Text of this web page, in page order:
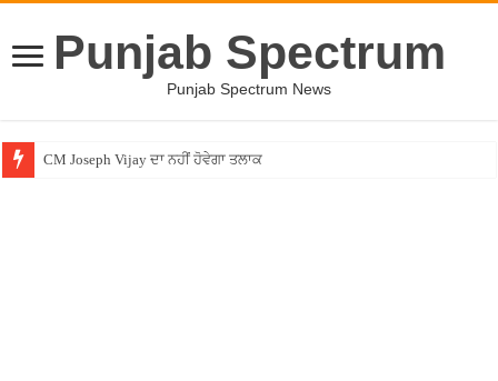
Punjab Spectrum
Punjab Spectrum News
CM Joseph Vijay ਦਾ ਨਹੀਂ ਹੋਵੇਗਾ ਤਲਾਕ